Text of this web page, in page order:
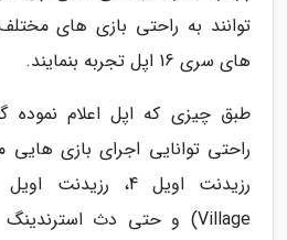
توانند به راحتی بازی های
های سری 16 اپل تجربه بنمایند.
راحتی توانایی اجرای بازی هایی